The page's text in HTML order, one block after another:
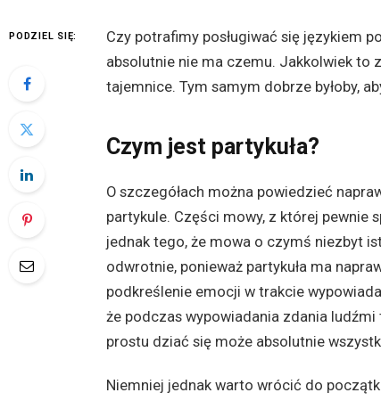
PODZIEL SIĘ:
Czy potrafimy posługiwać się językiem
absolutnie nie ma czemu. Jakkolwiek to
tajemnice. Tym samym dobrze byłoby,
Czym jest partykuła?
O szczegółach można powiedzieć
partykule. Części mowy, z której pewnie
jednak tego, że mowa o czymś niezbyt
odwrotnie, ponieważ partykuła ma
podkreślenie emocji w trakcie
że podczas wypowiadania zdania
prostu dziać się może absolutnie
Niemniej jednak warto wrócić do